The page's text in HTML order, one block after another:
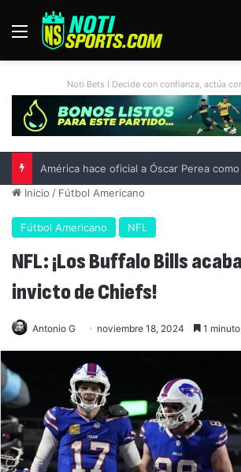
Menú
Noti Bets I Decide con confianza, actúa
Inicio / Fútbol Americano
Fútbol Americano NFL
NFL: ¡Los Buffalo Bills
invicto de Chiefs!
Antonio G noviembre 18, 2024 1